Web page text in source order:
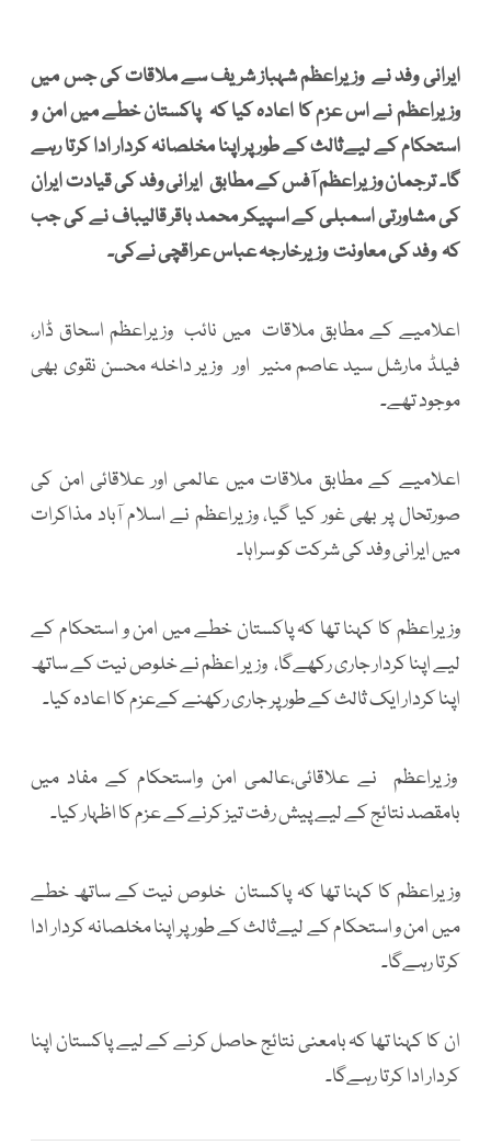
ایرانی وفد نے وزیراعظم شہباز شریف سے ملاقات کی جس میں
وزیراعظم نے اس عزم کا اعادہ کیا کہ پاکستان خطے میں امن و
استحکام کے لیےثالث کے طور پر اپنا مخلصانہ کردار ادا کرتا رہے
گا۔ ترجمان وزیراعظم آفس کے مطابق ایرانی وفد کی قیادت ایران
کی مشاورتی اسمبلی کے اسپیکر محمد باقر قالیباف نے کی جب
کہ وفد کی معاونت وزیرخارجہ عباس عراقچی نےکی۔
اعلامیے کے مطابق ملاقات میں نائب وزیراعظم اسحاق ڈار،
فیلڈ مارشل سید عاصم منیر اور وزیر داخلہ محسن نقوی بھی
موجود تھے۔
اعلامیے کے مطابق ملاقات میں عالمی اور علاقائی امن کی
صورتحال پر بھی غور کیا گیا، وزیراعظم نے اسلام آباد مذاکرات
میں ایرانی وفد کی شرکت کو سراہا۔
وزیراعظم کا کہنا تھا کہ پاکستان خطے میں امن و استحکام کے
لیے اپنا کردار جاری رکھےگا، وزیر اعظم نے خلوص نیت کے ساتھ
اپنا کردار ایک ثالث کے طور پر جاری رکھنے کےعزم کا اعادہ کیا۔
وزیراعظم نے علاقائی،عالمی امن واستحکام کے مفاد میں
بامقصد نتائج کے لیے پیش رفت تیز کرنےکے عزم کا اظہار کیا۔
وزیراعظم کا کہنا تھا کہ پاکستان خلوص نیت کے ساتھ خطے
میں امن و استحکام کے لیےثالث کے طور پر اپنا مخلصانہ کردار ادا
کرتا رہےگا۔
ان کا کہنا تھا کہ بامعنی نتائج حاصل کرنے کے لیے پاکستان اپنا
کردار ادا کرتا رہےگا۔